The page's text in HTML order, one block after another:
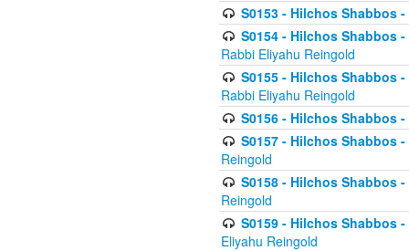
S0153 - Hilchos Shabbos
S0154 - Hilchos Shabbos
Rabbi Eliyahu Reingold
S0155 - Hilchos Shabbos
Rabbi Eliyahu Reingold
S0156 - Hilchos Shabbos
S0157 - Hilchos Shabbos
Reingold
S0158 - Hilchos Shabbos
Reingold
S0159 - Hilchos Shabbos
Eliyahu Reingold